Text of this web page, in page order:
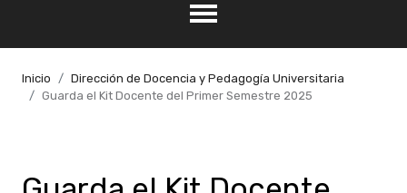
Inicio
Dirección de Docencia y Pedagogía Universitaria
Guarda el Kit Docente del Primer Semestre 2025